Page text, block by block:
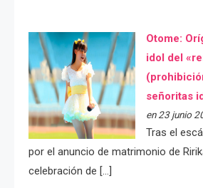
Otome:
idol del
señoritas
en 23 junio
Tras el
por el anuncio de matrimonio de
celebración de […]